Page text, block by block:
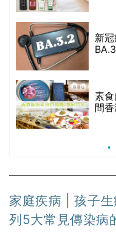
新
素
間
家庭疾病 | 孩子
列5大常見傳染病